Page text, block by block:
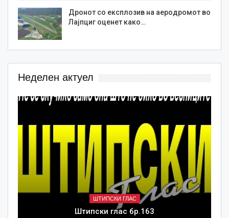
Дронот со експлозив на аеродромот во
Лајпциг оценет како…
Неделен актуел
ШТИПСКИ ГЛАС
Штипски глас бр.163